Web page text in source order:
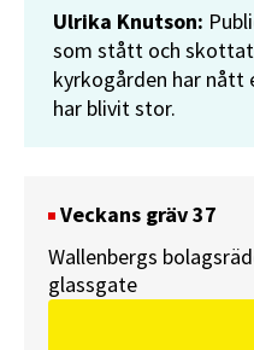
Ulrika Knutson:
som stått och
kyrkogården har nått
har blivit stor.
Veckans gräv 37
Wallenbergs
glassgate